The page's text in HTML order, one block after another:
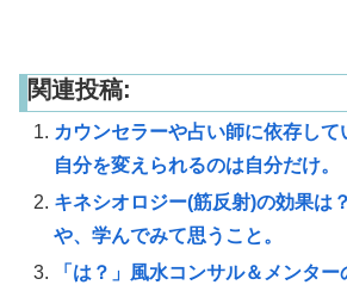
関連投稿:
カウンセラーや占い師に依存し
自分を変えられるのは自分だけ。
キネシオロジー(筋反射)の効果は
や、学んでみて思うこと。
「は？」風水コンサル＆メンタ